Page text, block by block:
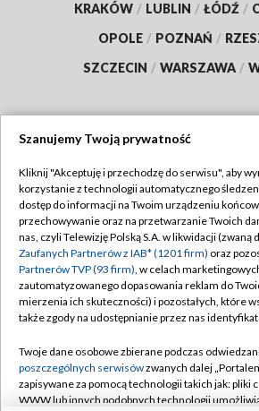
KRAKÓW / LUBLIN / ŁÓDŹ /
OPOLE / POZNAŃ /
SZCZECIN / WARSZAWA /
TVP
Abonament TVP
Emisja w TVP
Centrum informacji TVP
Naziemna Telewizja Cyfrowa
Rada Programowa
System NOS
Regulamin TVP
Polityka
Moje zgody
Pomoc
Kontakt
Szanujemy Twoją prywatność
Kliknij "Akceptuję i przechodzę do serwisu", aby
korzystanie z technologii automatycznego
dostęp do informacji na Twoim urządzeniu
przechowywanie oraz na przetwarzanie Twoich
nas, czyli Telewizję Polską S.A. w likwidacji (zwaną
Zaufanych Partnerów z IAB* (1201 firm) oraz
Partnerów TVP (93 firm), w celach
zautomatyzowanego dopasowania reklam do
mierzenia ich skuteczności) i pozostałych, które
także zgody na udostępnianie przez nas
Twoje dane osobowe zbierane podczas
poszczególnych serwisówzwanych dalej
zapisywane za pomocą technologii takich jak: pliki
WWW lub innych podobnych technologii